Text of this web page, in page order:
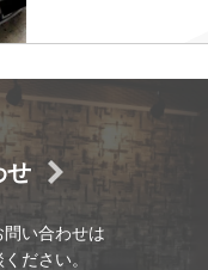
せ
い合わせは
ださい。